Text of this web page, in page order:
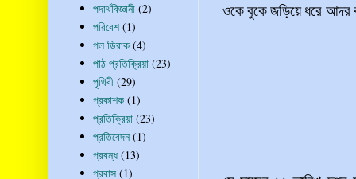
ওকে বুকে জড়িয়ে ধরে আদর
পদার্থবিজ্ঞানী (2)
পরিবেশ (1)
পল ডিরাক (4)
পাঠ প্রতিক্রিয়া (23)
পৃথিবী (29)
প্রকাশক (1)
প্রতিক্রিয়া (23)
প্রতিবেদন (1)
প্রবন্ধ (13)
প্রবাস (1)